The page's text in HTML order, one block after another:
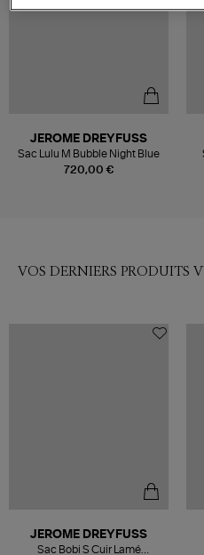
720,00 €
JEROME DREYFUSS
Sac Lulu M Bubble Night Blue
VOS DERNIERS PRODUITS
JEROME DREYFUSS
Sac Bobi S Cuir Lamé